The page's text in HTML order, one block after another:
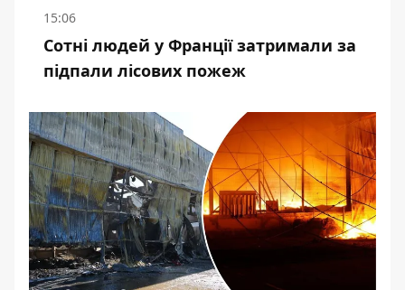
15:06
Сотні людей у Франції затримали за
підпали лісових пожеж